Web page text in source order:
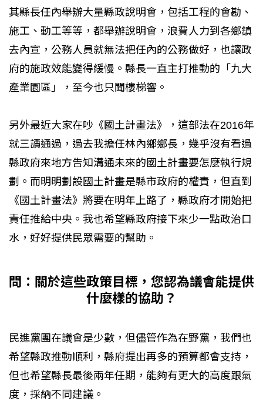
其縣長任內舉辦大量縣政說明會，包括工程的會勘、
施工、動工等等，都舉辦說明會，浪費人力到各鄉鎮
去內宣，公務人員就無法把任內的公務做好，也讓政
府的施政效能變得緩慢。縣長一直主打推動的「九大
產業園區」，至今也只聞樓梯響。
另外最近大家在吵《國土計畫法》，這部法在2016年
就三讀通過，過去我擔任林內鄉鄉長，幾乎沒有看過
縣政府來地方告知溝通未來的國土計畫要怎麼執行規
劃。而明明劃設國土計畫是縣市政府的權責，但直到
《國土計畫法》將要在明年上路了，縣政府才開始把
責任推給中央。我也希望縣政府接下來少一點政治口
水，好好提供民眾需要的幫助。
問：關於這些政策目標，您認為議會能提供
什麼樣的協助？
民進黨團在議會是少數，但儘管作為在野黨，我們也
希望縣政推動順利，縣府提出再多的預算都會支持，
但也希望縣長最後兩年任期，能夠有更大的高度跟氣
度，採納不同建議。